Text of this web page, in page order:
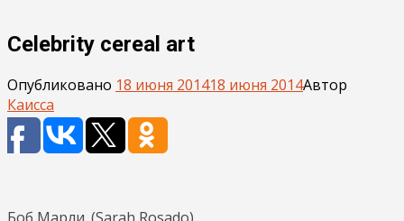
Celebrity cereal art
Опубликовано 18 июня 201418 июня 2014Автор
Каисса